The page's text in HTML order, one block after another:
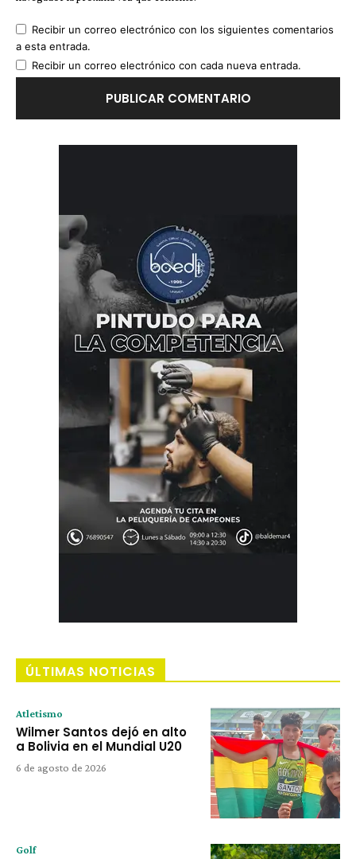
Recibir un correo electrónico con los siguientes comentarios
a esta entrada.
Recibir un correo electrónico con cada nueva entrada.
ÚLTIMAS NOTICIAS
Atletismo
Wilmer Santos dejó en alto
a Bolivia en el Mundial U20
6 de agosto de 2026
Golf